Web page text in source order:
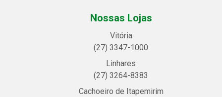
Nossas Lojas
Vitória
(27) 3347-1000
Linhares
(27) 3264-8383
Cachoeiro de Itapemirim